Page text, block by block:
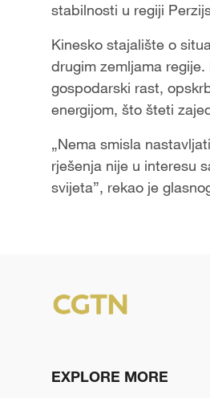
stabilnosti u regiji
Kinesko stajalište o
drugim zemljama
gospodarski rast,
energijom, što šteti
„Nema smisla
rješenja nije u interesu
svijeta”, rekao je
EXPLORE MORE